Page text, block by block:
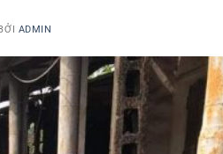
ADMIN